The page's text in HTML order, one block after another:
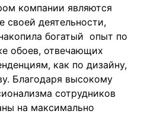
компании являются
своей деятельности,
богатый опыт по
обоев, отвечающих
как по дизайну,
Благодаря высокому
сотрудников
на максимально